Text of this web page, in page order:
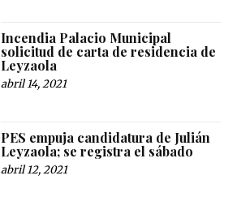
Incendia Palacio Municipal
solicitud de carta de residencia de
Leyzaola
abril 14, 2021
PES empuja candidatura de Julián
Leyzaola; se registra el sábado
abril 12, 2021